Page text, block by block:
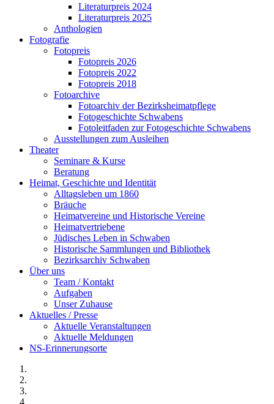
Literaturpreis 2024
Literaturpreis 2025
Anthologien
Fotografie
Fotopreis
Fotopreis 2026
Fotopreis 2022
Fotopreis 2018
Fotoarchive
Fotoarchiv der Bezirksheimatpflege
Fotogeschichte Schwabens
Fotoleitfaden zur Fotogeschichte Schwabens
Ausstellungen zum Ausleihen
Theater
Seminare & Kurse
Beratung
Heimat, Geschichte und Identität
Alltagsleben um 1860
Bräuche
Heimatvereine und Historische Vereine
Heimatvertriebene
Jüdisches Leben in Schwaben
Historische Sammlungen und Bibliothek
Bezirksarchiv Schwaben
Über uns
Team / Kontakt
Aufgaben
Unser Zuhause
Aktuelles / Presse
Aktuelle Veranstaltungen
Aktuelle Meldungen
NS-Erinnerungsorte